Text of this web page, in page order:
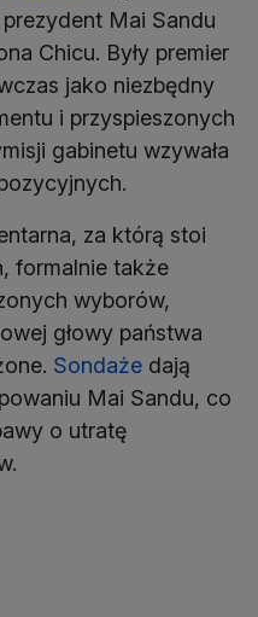
Mai Sandu
Chicu. Były premier
jako niezbędny
i przyspieszonych
gabinetu wzywała
za którą stoi
formalnie także
wyborów,
głowy państwa
Sondaże dają
Mai Sandu, co
o utratę